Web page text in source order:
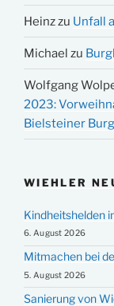
Heinzzu Unfall
Michael zu
Wolfgang
2023:
Bielsteiner
WIEHLER
Kindheitshelden
6. August 2026
Mitmachen bei
5. August 2026
Sanierung von